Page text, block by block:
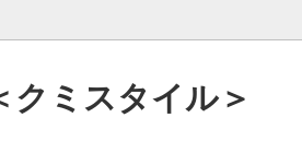
ミスタイル＞